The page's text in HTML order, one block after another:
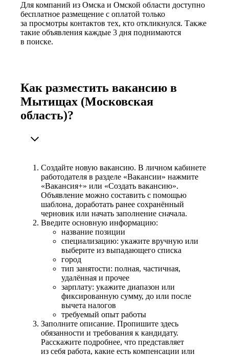
Для компаний из Омска и Омской области доступно
бесплатное размещение с оплатой только
за просмотры контактов тех, кто откликнулся. Также
такие объявления каждые 3 дня поднимаются
в поиске.
Как разместить вакансию в
Мытищах (Московская
область)?
Создайте новую вакансию. В личном кабинете
работодателя в разделе «Вакансии» нажмите
«Вакансия+» или «Создать вакансию».
Объявление можно составить с помощью
шаблона, доработать ранее сохранённый
черновик или начать заполнение сначала.
Введите основную информацию:
название позиции
специализацию: укажите вручную или
выберите из выпадающего списка
город
тип занятости: полная, частичная,
удалённая и прочее
зарплату: укажите диапазон или
фиксированную сумму, до или после
вычета налогов
требуемый опыт работы
Заполните описание. Пропишите здесь
обязанности и требования к кандидату.
Расскажите подробнее, что представляет
из себя работа, какие есть компенсации или